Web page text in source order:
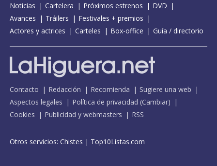
Noticias Cartelera Próximos estrenos
DVD
Avances
Tráilers
Festivales + premios
Actores y actrices
Carteles Box-office Guía / directorio
Contacto Redacción Recomienda
Sugiere una web
Aspectos legales
Política de privacidad (Cambiar)
Cookies
Publicidad y webmasters RSS
Otros servicios: Chistes | Top10Listas.com